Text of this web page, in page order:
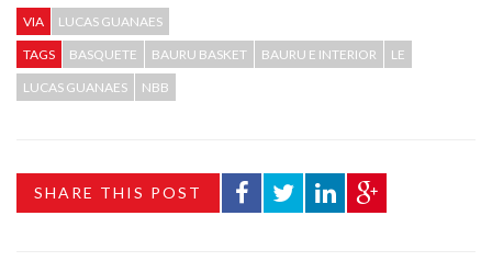
VIA
LUCAS GUANAES
TAGS
BASQUETE BAURU BASKET BAURU E INTERIOR
LE
LUCAS GUANAES
NBB
SHARE THIS POST